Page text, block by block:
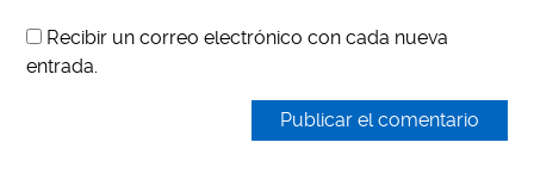
Recibir un correo electrónico con cada nueva
entrada.